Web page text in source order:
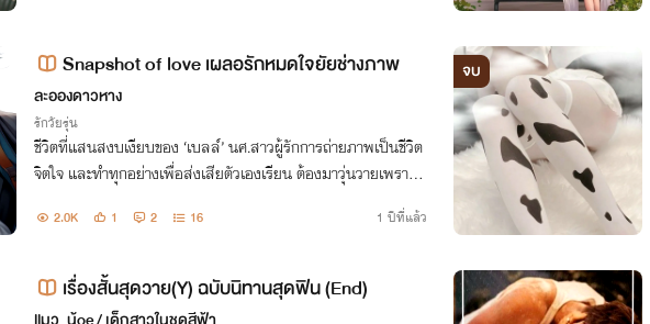
Snapshot of love เผลอรักหมดใจยัยช่างภาพ
ละอองดาวหาง
รักวัยรุ่น
ชีวิตที่แสนสงบเงียบของ ‘เบลล์’ นศ.สาวผู้รักการถ่ายภาพเป็นชีวิต
จิตใจ และทำทุกอย่างเพื่อส่งเสียตัวเองเรียน ต้องมาวุ่นวายเพราะผู้
ะจำมหาลัย!!
2.0K 1 2 16 1 ปีที่แล้ว
จบ
เรื่องสั้นสุดวาย(Y) ฉบับนิทานสุดฟิน (End)